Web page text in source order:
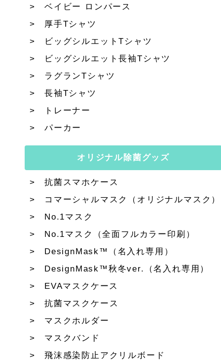
ベイビー ロンパース
厚手Tシャツ
ビッグシルエットTシャツ
ビッグシルエット長袖Tシャツ
ラグランTシャツ
長袖Tシャツ
トレーナー
パーカー
オリジナル除菌グッズ
抗菌スマホケース
コマーシャルマスク（オリジナルマスク）
No.1マスク
No.1マスク（全面フルカラー印刷）
DesignMask™（名入れ専用）
DesignMask™秋冬ver.（名入れ専用）
EVAマスクケース
抗菌マスクケース
マスクホルダー
マスクバンド
飛沫感染防止アクリルボード